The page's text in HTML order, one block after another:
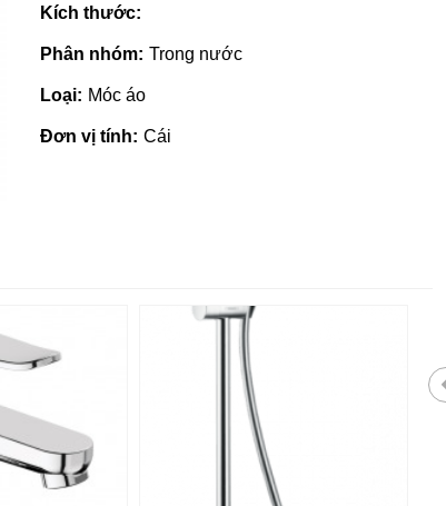
Kích thước:
Phân nhóm: Trong nước
Loại: Móc áo
Đơn vị tính: Cái
Gạch ốp lát giá rẻ tại Quảng